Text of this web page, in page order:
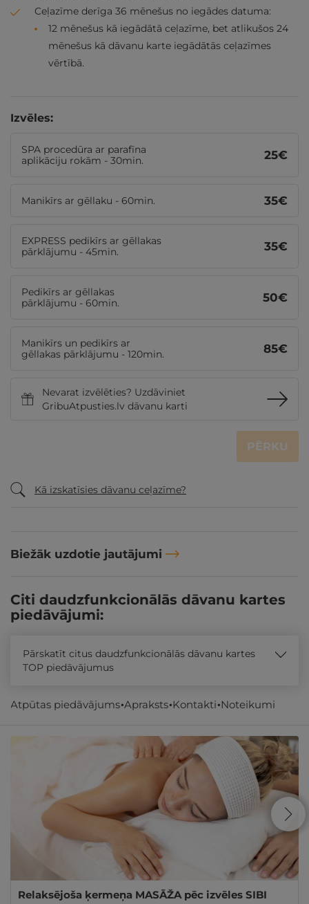
Ceļazīme derīga 36 mēnešus no iegādes datuma:
12 mēnešus kā iegādātā ceļazīme, bet atlikušos 24
mēnešus kā dāvanu karte iegādātās ceļazīmes
vērtībā.
Izvēles:
SPA procedūra ar parafīna
aplikāciju rokām - 30min.
25€
Manikīrs ar gēllaku - 60min. 35€
EXPRESS pedikīrs ar gēllakas
pārklājumu - 45min.
35€
Pedikīrs ar gēllakas
pārklājumu - 60min.
50€
Manikīrs un pedikīrs ar
gēllakas pārklājumu - 120min.
85€
Nevarat izvēlēties? Uzdāviniet
GribuAtpusties.lv dāvanu karti
PĒRKU
Kā izskatīsies dāvanu ceļazīme?
Biežāk uzdotie jautājumi
Atpūtas piedāvājums Apraksts Kontakti Noteikumi
Citi daudzfunkcionālās dāvanu kartes
piedāvājumi:
Pārskatīt citus daudzfunkcionālās dāvanu kartes
TOP piedāvājumus
Līdzīgi atpūtas piedāvājumi
Relaksējoša ķermeņa MASĀŽA pēc izvēles SIBI